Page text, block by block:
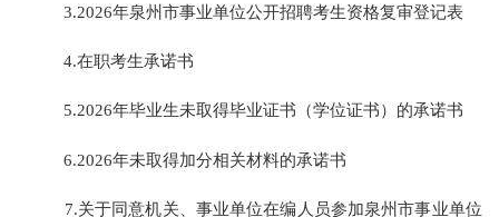
3.2026年泉州市事业单位公开招聘考生资格复审登记表
4.在职考生承诺书
5.2026年毕业生未取得毕业证书（学位证书）的承诺书
6.2026年未取得加分相关材料的承诺书
7.关于同意机关、事业单位在编人员参加泉州市事业单位